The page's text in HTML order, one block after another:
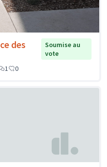
des
Soumise au
vote
1 0